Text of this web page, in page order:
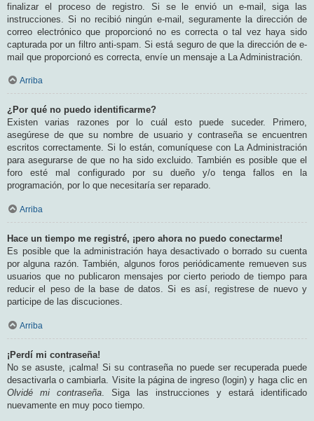
finalizar el proceso de registro. Si se le envió un e-mail, siga las
instrucciones. Si no recibió ningún e-mail, seguramente la dirección de
correo electrónico que proporcionó no es correcta o tal vez haya sido
capturada por un filtro anti-spam. Si está seguro de que la dirección de e-
mail que proporcionó es correcta, envíe un mensaje a La Administración.
Arriba
¿Por qué no puedo identificarme?
Existen varias razones por lo cuál esto puede suceder. Primero,
asegúrese de que su nombre de usuario y contraseña se encuentren
escritos correctamente. Si lo están, comuníquese con La Administración
para asegurarse de que no ha sido excluido. También es posible que el
foro esté mal configurado por su dueño y/o tenga fallos en la
programación, por lo que necesitaría ser reparado.
Arriba
Hace un tiempo me registré, ¡pero ahora no puedo conectarme!
Es posible que la administración haya desactivado o borrado su cuenta
por alguna razón. También, algunos foros periódicamente remueven sus
usuarios que no publicaron mensajes por cierto periodo de tiempo para
reducir el peso de la base de datos. Si es así, registrese de nuevo y
participe de las discuciones.
Arriba
¡Perdí mi contraseña!
No se asuste, ¡calma! Si su contraseña no puede ser recuperada puede
desactivarla o cambiarla. Visite la página de ingreso (login) y haga clic en
Olvidé mi contraseña. Siga las instrucciones y estará identificado
nuevamente en muy poco tiempo.